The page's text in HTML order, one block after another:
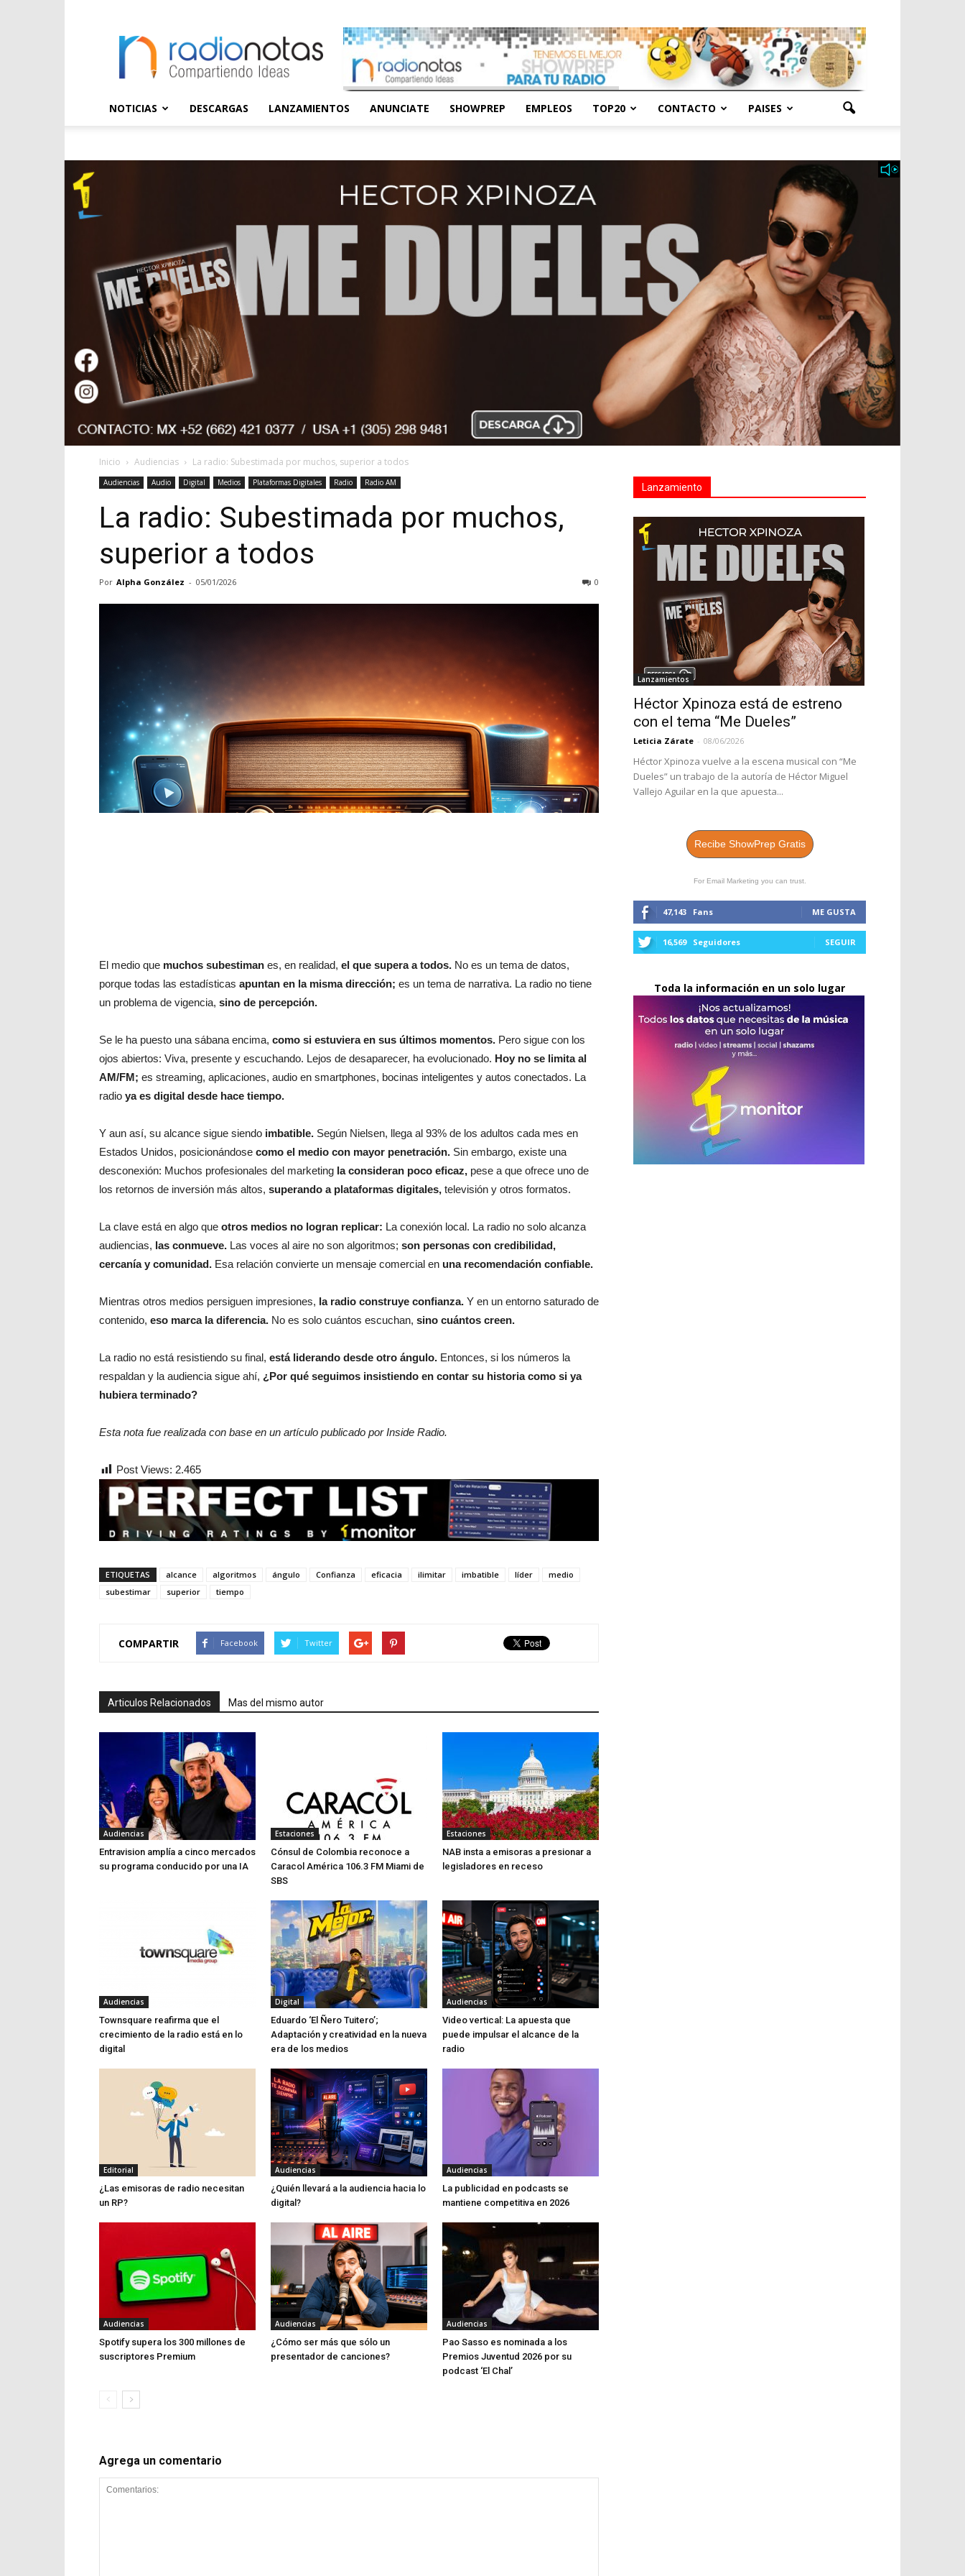
NOTICIAS DESCARGAS LANZAMIENTOS ANUNCIATE SHOWPREP EMPLEOS TOP20 CONTACTO PAISES
Inicio Audiencias La radio: Subestimada por muchos, superior a todos
Audiencias Audio Digital Medios Plataformas Digitales Radio Radio AM
La radio: Subestimada por muchos,
superior a todos
Por Alpha González - 05/01/2026 0
El medio que muchos subestiman es, en realidad, el que supera a todos. No es un tema de datos,
porque todas las estadísticas apuntan en la misma dirección; es un tema de narrativa. La radio no tiene
un problema de vigencia, sino de percepción.
Se le ha puesto una sábana encima, como si estuviera en sus últimos momentos. Pero sigue con los
ojos abiertos: Viva, presente y escuchando. Lejos de desaparecer, ha evolucionado. Hoy no se limita al
AM/FM; es streaming, aplicaciones, audio en smartphones, bocinas inteligentes y autos conectados. La
radio ya es digital desde hace tiempo.
Y aun así, su alcance sigue siendo imbatible. Según Nielsen, llega al 93% de los adultos cada mes en
Estados Unidos, posicionándose como el medio con mayor penetración. Sin embargo, existe una
desconexión: Muchos profesionales del marketing la consideran poco eficaz, pese a que ofrece uno de
los retornos de inversión más altos, superando a plataformas digitales, televisión y otros formatos.
La clave está en algo que otros medios no logran replicar: La conexión local. La radio no solo alcanza
audiencias, las conmueve. Las voces al aire no son algoritmos; son personas con credibilidad,
cercanía y comunidad. Esa relación convierte un mensaje comercial en una recomendación confiable.
Mientras otros medios persiguen impresiones, la radio construye confianza. Y en un entorno saturado de
contenido, eso marca la diferencia. No es solo cuántos escuchan, sino cuántos creen.
La radio no está resistiendo su final, está liderando desde otro ángulo. Entonces, si los números la
respaldan y la audiencia sigue ahí, ¿Por qué seguimos insistiendo en contar su historia como si ya
hubiera terminado?
Esta nota fue realizada con base en un artículo publicado por Inside Radio.
Post Views: 2.465
ETIQUETAS alcance algoritmos ángulo Confianza eficacia ilimitar imbatible líder
medio
subestimar
superior tiempo
COMPARTIR Facebook Twitter
Articulos Relacionados Mas del mismo autor
Audiencias
Entravision amplía a cinco mercados
su programa conducido por una IA
Estaciones
Cónsul de Colombia reconoce a
Caracol América 106.3 FM Miami de
SBS
Estaciones
NAB insta a emisoras a presionar a
legisladores en receso
Audiencias
Townsquare reafirma que el
crecimiento de la radio está en lo
digital
Digital
Eduardo ‘El Ñero Tuitero’;
Adaptación y creatividad en la nueva
era de los medios
Audiencias
Video vertical: La apuesta que
puede impulsar el alcance de la
radio
Editorial
¿Las emisoras de radio necesitan
un RP?
Audiencias
¿Quién llevará a la audiencia hacia lo
digital?
Audiencias
La publicidad en podcasts se
mantiene competitiva en 2026
Audiencias
Spotify supera los 300 millones de
suscriptores Premium
Audiencias
¿Cómo ser más que sólo un
presentador de canciones?
Audiencias
Pao Sasso es nominada a los
Premios Juventud 2026 por su
podcast ‘El Chal’
Agrega un comentario
Lanzamiento
Lanzamientos
Héctor Xpinoza está de estreno
con el tema “Me Dueles”
Leticia Zárate - 08/06/2026
Héctor Xpinoza vuelve a la escena musical con “Me
Dueles” un trabajo de la autoría de Héctor Miguel
Vallejo Aguilar en la que apuesta...
Recibe ShowPrep Gratis
For Email Marketing you can trust.
47,143 Fans ME GUSTA
16,569 Seguidores SEGUIR
Toda la información en un solo lugar